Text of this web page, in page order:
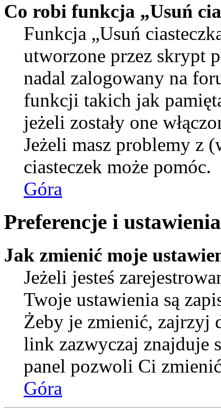
Co robi funkcja „Usuń
Funkcja „Usuń
utworzone przez skrypt
nadal zalogowany na
funkcji takich jak
jeżeli zostały one
Jeżeli masz problemy z
ciasteczek może pomóc.
Góra
Preferencje i
Jak zmienić moje
Jeżeli jesteś
Twoje ustawienia są
Żeby je zmienić, zajrzyj
link zazwyczaj znajduje
panel pozwoli Ci
Góra